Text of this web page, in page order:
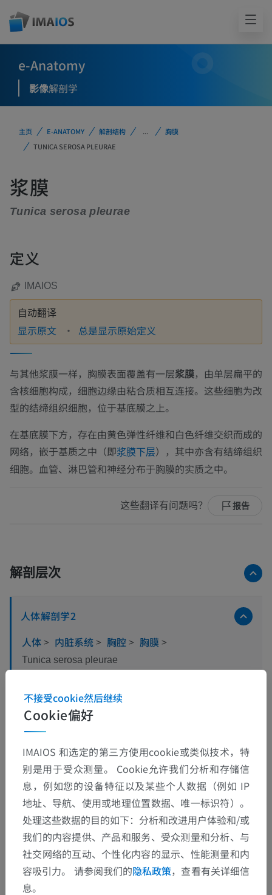
e-Anatomy
影像解剖学
主页 E-ANATOMY 解剖结构 ...
胸膜
TUNICA SEROSA PLEURAE
浆膜
Tunica serosa pleurae
定义
IMAIOS
自动翻译
显示原文 总是显示原始定义
与其他浆膜一样，胸膜表面覆盖有一层浆膜，由单层扁平的
含核细胞构成，细胞边缘由粘合质相互连接。这些细胞为改
型的结缔组织细胞，位于基底膜之上。
在基底膜下方，存在由黄色弹性纤维和白色纤维交织而成的
网络，嵌于基质之中（即浆膜下层），其中亦含有结缔组织
细胞。血管、淋巴管和神经分布于胸膜的实质之中。
这些翻译有问题吗？ 报告
解剖层次
人体解剖学2
人体> 内脏系统> 胸腔> 胸膜>
Tunica serosa pleurae
底层结构： 这个解剖部位没有子结构
翻译
发现错误？
欢迎提出更正、翻译或内容改进的建议。
Cookie偏好
不接受cookie然后继续
IMAIOS 和选定的第三方使用cookie或类似技术，特
别是用于受众测量。 Cookie允许我们分析和存储信
息，例如您的设备特征以及某些个人数据（例如 IP
地址、导航、使用或地理位置数据、唯一标识符）。
处理这些数据的目的如下：分析和改进用户体验和/或
我们的内容提供、产品和服务、受众测量和分析、与
社交网络的互动、个性化内容的显示、性能测量和内
容吸引力。 请参阅我们的隐私政策，查看有关详细信
息。